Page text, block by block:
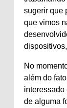
sugerir que
que vimos
No
além do
interessado
de alguma